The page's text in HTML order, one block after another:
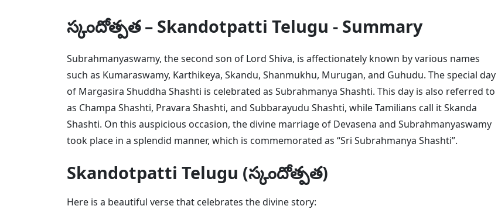
స్కందోత్పత – Skandotpatti Telugu - Summary
Subrahmanyaswamy, the second son of Lord Shiva, is affectionately known by various names
such as Kumaraswamy, Karthikeya, Skandu, Shanmukhu, Murugan, and Guhudu. The special day
of Margasira Shuddha Shashti is celebrated as Subrahmanya Shashti. This day is also referred to
as Champa Shashti, Pravara Shashti, and Subbarayudu Shashti, while Tamilians call it Skanda
Shashti. On this auspicious occasion, the divine marriage of Devasena and Subrahmanyaswamy
took place in a splendid manner, which is commemorated as “Sri Subrahmanya Shashti”.
Skandotpatti Telugu (స్కందోత్పత)
Here is a beautiful verse that celebrates the divine story: